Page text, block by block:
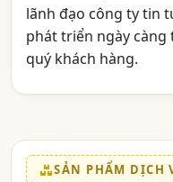
lãnh đạo công ty tin
phát triển ngày càng
quý khách hàng.
SẢN PHẨM DỊCH